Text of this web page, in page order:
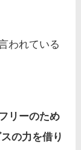
われている
リーのため
の力を借り